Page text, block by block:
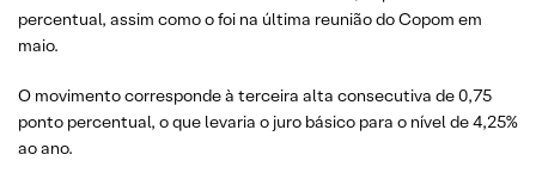
percentual, assim como o foi na última reunião do Copom em
maio.
O movimento corresponde à terceira alta consecutiva de 0,75
ponto percentual, o que levaria o juro básico para o nível de 4,25%
ao ano.